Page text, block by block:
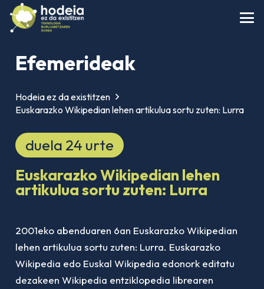
Efemerideak
Hodeia ez da existitzen
Euskarazko Wikipedian lehen artikulua sortu zuten: Lurra
duela 24 urte
Euskarazko Wikipedian lehen
artikulua sortu zuten: Lurra
2001eko abenduaren 6an Euskarazko Wikipedian
lehen artikulua sortu zuten: Lurra. Euskarazko
Wikipedia edo Euskal Wikipedia edonork editatu
dezakeen Wikipedia entziklopedia librearen